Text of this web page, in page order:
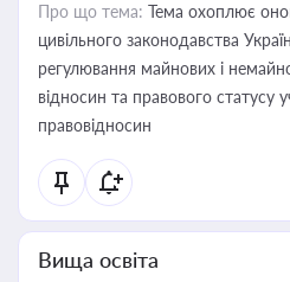
Про що тема: Тема охоплює
цивільного законодавства
регулювання майнових і
відносин та правового статусу
правовідносин
Вища освіта